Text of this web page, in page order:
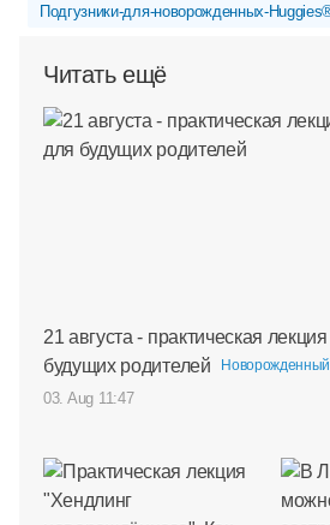
Подгузники-для-новорожденных-
Читать ещё
21 августа - практическая
будущих родителей
Новорожденный
03. Aug 11:47